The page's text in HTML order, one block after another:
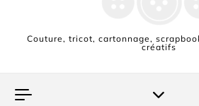
Couture, tricot, cartonnage,
créatifs